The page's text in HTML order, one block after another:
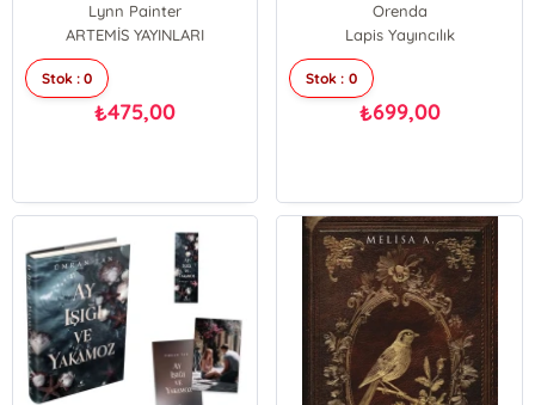
Lynn Painter
ARTEMİS YAYINLARI
Stok : 0
₺475,00
Orenda
Lapis Yayıncılık
Stok : 0
₺699,00